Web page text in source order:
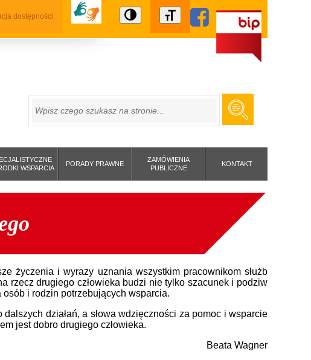
dostępności
SZUKAJ
WSPARCIA
PORADY PRAWNE
ZAMÓWIENIA
PUBLICZNE
KONTAKT
życzenia i wyrazy uznania wszystkim pracownikom służb
rzecz drugiego człowieka budzi nie tylko szacunek i podziw
i rodzin potrzebujących wsparcia.
działań, a słowa wdzięczności za pomoc i wsparcie
jest dobro drugiego człowieka.
Beata Wagner